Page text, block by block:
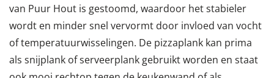
van Puur Hout is gestoomd, waardoor het stabieler
wordt en minder snel vervormt door invloed van vocht
of temperatuurwisselingen. De pizzaplank kan prima
als snijplank of serveerplank gebruikt worden en staat